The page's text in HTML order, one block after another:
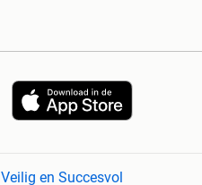
Veilig en Succesvol